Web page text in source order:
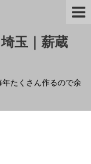
玉｜薪蔵
たくさん作るので余